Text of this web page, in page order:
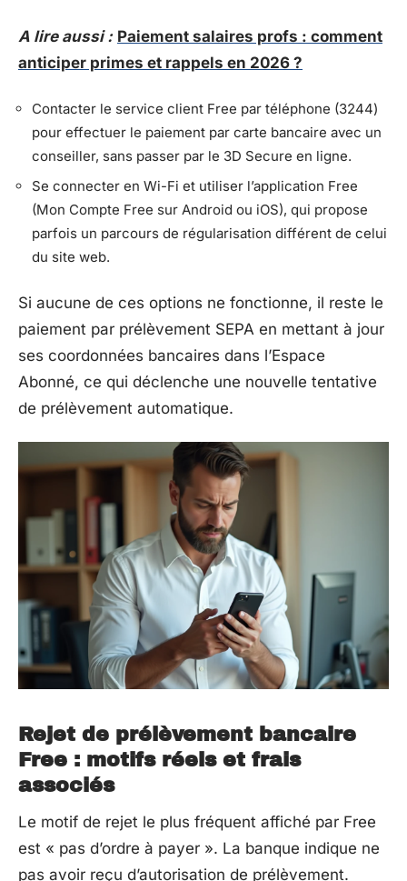
A lire aussi : Paiement salaires profs : comment
anticiper primes et rappels en 2026 ?
Contacter le service client Free par téléphone (3244)
pour effectuer le paiement par carte bancaire avec un
conseiller, sans passer par le 3D Secure en ligne.
Se connecter en Wi-Fi et utiliser l’application Free
(Mon Compte Free sur Android ou iOS), qui propose
parfois un parcours de régularisation différent de celui
du site web.
Si aucune de ces options ne fonctionne, il reste le
paiement par prélèvement SEPA en mettant à jour
ses coordonnées bancaires dans l’Espace
Abonné, ce qui déclenche une nouvelle tentative
de prélèvement automatique.
Rejet de prélèvement bancaire
Free : motifs réels et frais
associés
Le motif de rejet le plus fréquent affiché par Free
est « pas d’ordre à payer ». La banque indique ne
pas avoir reçu d’autorisation de prélèvement.